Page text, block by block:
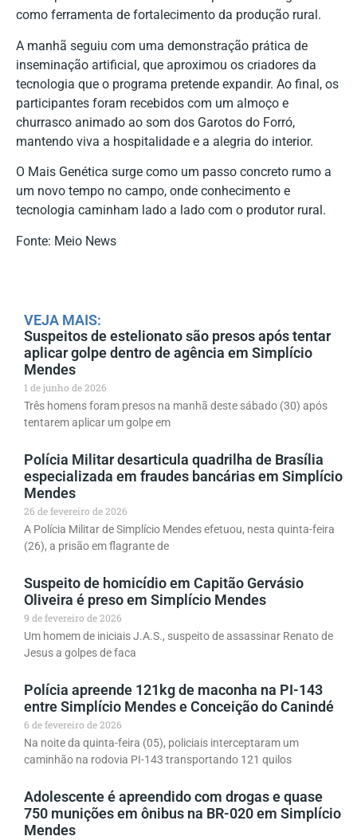
como ferramenta de fortalecimento da produção rural.
A manhã seguiu com uma demonstração prática de
inseminação artificial, que aproximou os criadores da
tecnologia que o programa pretende expandir. Ao final, os
participantes foram recebidos com um almoço e
churrasco animado ao som dos Garotos do Forró,
mantendo viva a hospitalidade e a alegria do interior.
O Mais Genética surge como um passo concreto rumo a
um novo tempo no campo, onde conhecimento e
tecnologia caminham lado a lado com o produtor rural.
Fonte: Meio News
VEJA MAIS:
Suspeitos de estelionato são presos após tentar
aplicar golpe dentro de agência em Simplício
Mendes
1 de junho de 2026
Três homens foram presos na manhã deste sábado (30) após
tentarem aplicar um golpe em
Polícia Militar desarticula quadrilha de Brasília
especializada em fraudes bancárias em Simplício
Mendes
26 de fevereiro de 2026
A Polícia Militar de Simplício Mendes efetuou, nesta quinta-feira
(26), a prisão em flagrante de
Suspeito de homicídio em Capitão Gervásio
Oliveira é preso em Simplício Mendes
9 de fevereiro de 2026
Um homem de iniciais J.A.S., suspeito de assassinar Renato de
Jesus a golpes de faca
Polícia apreende 121kg de maconha na PI-143
entre Simplício Mendes e Conceição do Canindé
6 de fevereiro de 2026
Na noite da quinta-feira (05), policiais interceptaram um
caminhão na rodovia PI-143 transportando 121 quilos
Adolescente é apreendido com drogas e quase
750 munições em ônibus na BR-020 em Simplício
Mendes